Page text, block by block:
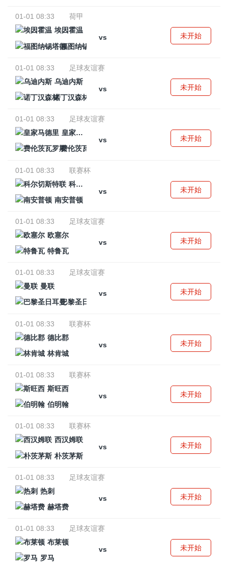
01-01 08:33
荷甲
埃因霍温
vs
福图纳锡塔德
未开始
01-01 08:33
足球友谊赛
乌迪内斯
vs
诺丁汉森林
未开始
01-01 08:33
足球友谊赛
皇家马德里
vs
费伦茨瓦罗斯
未开始
01-01 08:33
联赛杯
科尔切斯特联
vs
南安普顿
未开始
01-01 08:33
足球友谊赛
欧塞尔
vs
特鲁瓦
未开始
01-01 08:33
足球友谊赛
曼联
vs
巴黎圣日耳曼
未开始
01-01 08:33
联赛杯
德比郡
vs
林肯城
未开始
01-01 08:33
联赛杯
斯旺西
vs
伯明翰
未开始
01-01 08:33
联赛杯
西汉姆联
vs
朴茨茅斯
未开始
01-01 08:33
足球友谊赛
热刺
vs
赫塔费
未开始
01-01 08:33
足球友谊赛
布莱顿
vs
罗马
未开始